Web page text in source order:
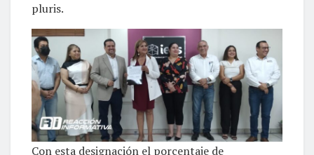
pluris.
Con esta designación el porcentaje de